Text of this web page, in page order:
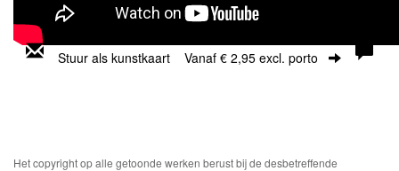
Stuur als kunstkaart Vanaf € 2,95 excl. porto
Het copyright op alle getoonde werken berust bij de desbetreffende